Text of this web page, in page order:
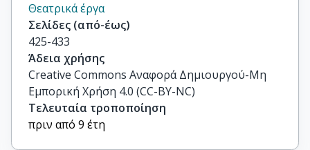
Θεατρικά έργα
Σελίδες (από-έως)
425-433
Άδεια χρήσης
Creative Commons Αναφορά Δημιουργού-Μη
Εμπορική Χρήση 4.0 (CC-BY-NC)
Τελευταία τροποποίηση
πριν από 9 έτη